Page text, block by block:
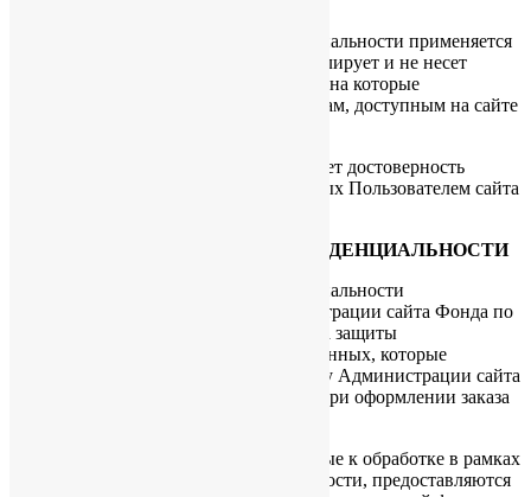
2.3. Настоящая Политика конфиденциальности применяется
только к сайту Фонда. Фонд не контролирует и не несет
ответственность за сайты третьих лиц, на которые
Пользователь может перейти по ссылкам, доступным на сайте
2.4. Администрация сайта не проверяет достоверность
персональных данных, предоставляемых Пользователем сайта
3. ПРЕДМЕТ ПОЛИТИКИ КОНФИДЕНЦИАЛЬНОСТИ
3.1. Настоящая Политика конфиденциальности
устанавливает обязательства Администрации сайта Фонда по
неразглашению и обеспечению режима защиты
конфиденциальности персональных данных, которые
Пользователь предоставляет по запросу Администрации сайта
при регистрации на сайте Фонда или при оформлении заказа
3.2. Персональные данные, разрешённые к обработке в рамках
настоящей Политики конфиденциальности, предоставляются